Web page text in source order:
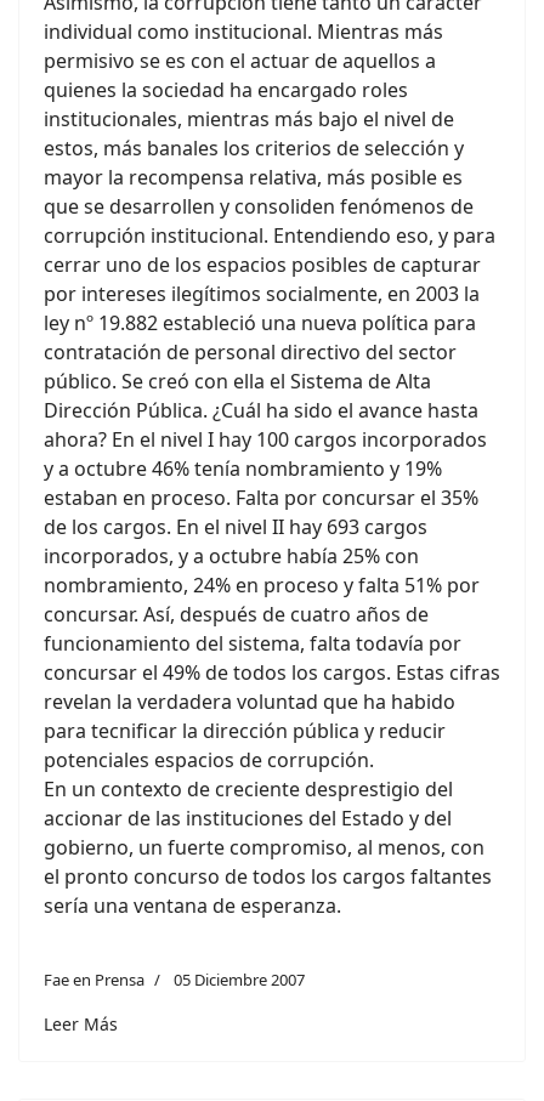
individual como institucional. Mientras más
permisivo se es con el actuar de aquellos a
quienes la sociedad ha encargado roles
institucionales, mientras más bajo el nivel de
estos, más banales los criterios de selección y
mayor la recompensa relativa, más posible es
que se desarrollen y consoliden fenómenos de
corrupción institucional. Entendiendo eso, y para
cerrar uno de los espacios posibles de capturar
por intereses ilegítimos socialmente, en 2003 la
ley nº 19.882 estableció una nueva política para
contratación de personal directivo del sector
público. Se creó con ella el Sistema de Alta
Dirección Pública. ¿Cuál ha sido el avance hasta
ahora? En el nivel I hay 100 cargos incorporados
y a octubre 46% tenía nombramiento y 19%
estaban en proceso. Falta por concursar el 35%
de los cargos. En el nivel II hay 693 cargos
incorporados, y a octubre había 25% con
nombramiento, 24% en proceso y falta 51% por
concursar. Así, después de cuatro años de
funcionamiento del sistema, falta todavía por
concursar el 49% de todos los cargos. Estas cifras
revelan la verdadera voluntad que ha habido
para tecnificar la dirección pública y reducir
potenciales espacios de corrupción.
En un contexto de creciente desprestigio del
accionar de las instituciones del Estado y del
gobierno, un fuerte compromiso, al menos, con
el pronto concurso de todos los cargos faltantes
sería una ventana de esperanza.
Fae en Prensa 05 Diciembre 2007
Leer Más